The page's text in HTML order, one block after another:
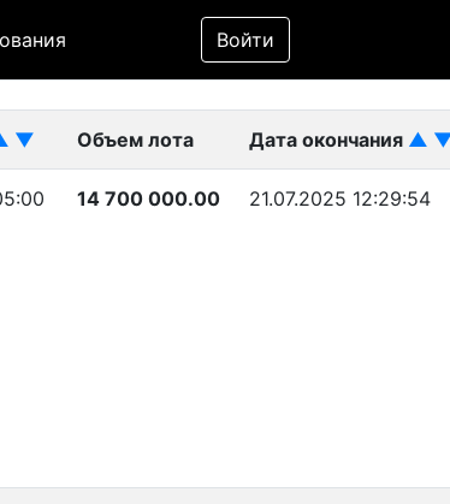
Войти
Фильтр
▼ Объем лота Дата окончания ▲
14 700 000.00 21.07.2025 12:29:54